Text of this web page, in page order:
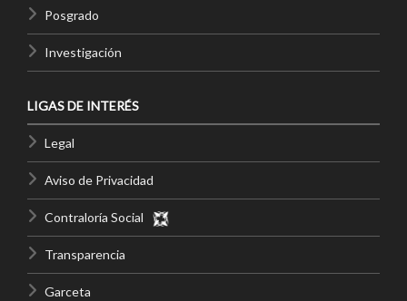
Posgrado
Investigación
LIGAS DE INTERÉS
Legal
Aviso de Privacidad
Contraloría Social
Transparencia
Garceta